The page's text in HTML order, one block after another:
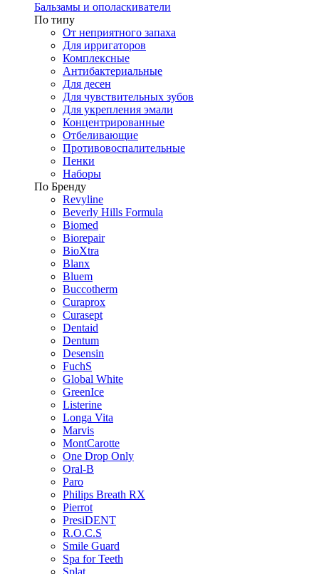
Бальзамы и ополаскиватели
По типу
От неприятного запаха
Для ирригаторов
Комплексные
Антибактериальные
Для десен
Для чувствительных зубов
Для укрепления эмали
Концентрированные
Отбеливающие
Противовоспалительные
Пенки
Наборы
По Бренду
Revyline
Beverly Hills Formula
Biomed
Biorepair
BioXtra
Blanx
Bluem
Buccotherm
Curaprox
Curasept
Dentaid
Dentum
Desensin
FuchS
Global White
GreenIce
Listerine
Longa Vita
Marvis
MontCarotte
One Drop Only
Oral-B
Paro
Philips Breath RX
Pierrot
PresiDENT
R.O.C.S
Smile Guard
Spa for Teeth